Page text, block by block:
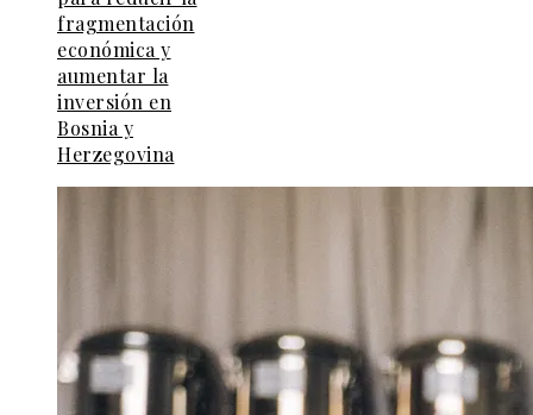
fragmentación
económica y
aumentar la
inversión en
Bosnia y
Herzegovina